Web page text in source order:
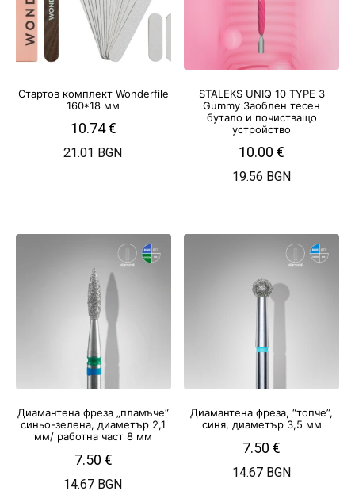
Стартов комплект Wonderfile
160*18 мм
10.74€
21.01 BGN
STALEKS UNIQ 10 TYPE 3
Gummy Заоблен тесен
бутало и почистващо
устройство
10.00€
19.56 BGN
Диамантена фреза „пламъче“
синьо-зелена, диаметър 2,1
мм/ работна част 8 мм
7.50 €
14.67 BGN
Диамантена фреза, “топче”,
синя, диаметър 3,5 мм
7.50€
14.67 BGN